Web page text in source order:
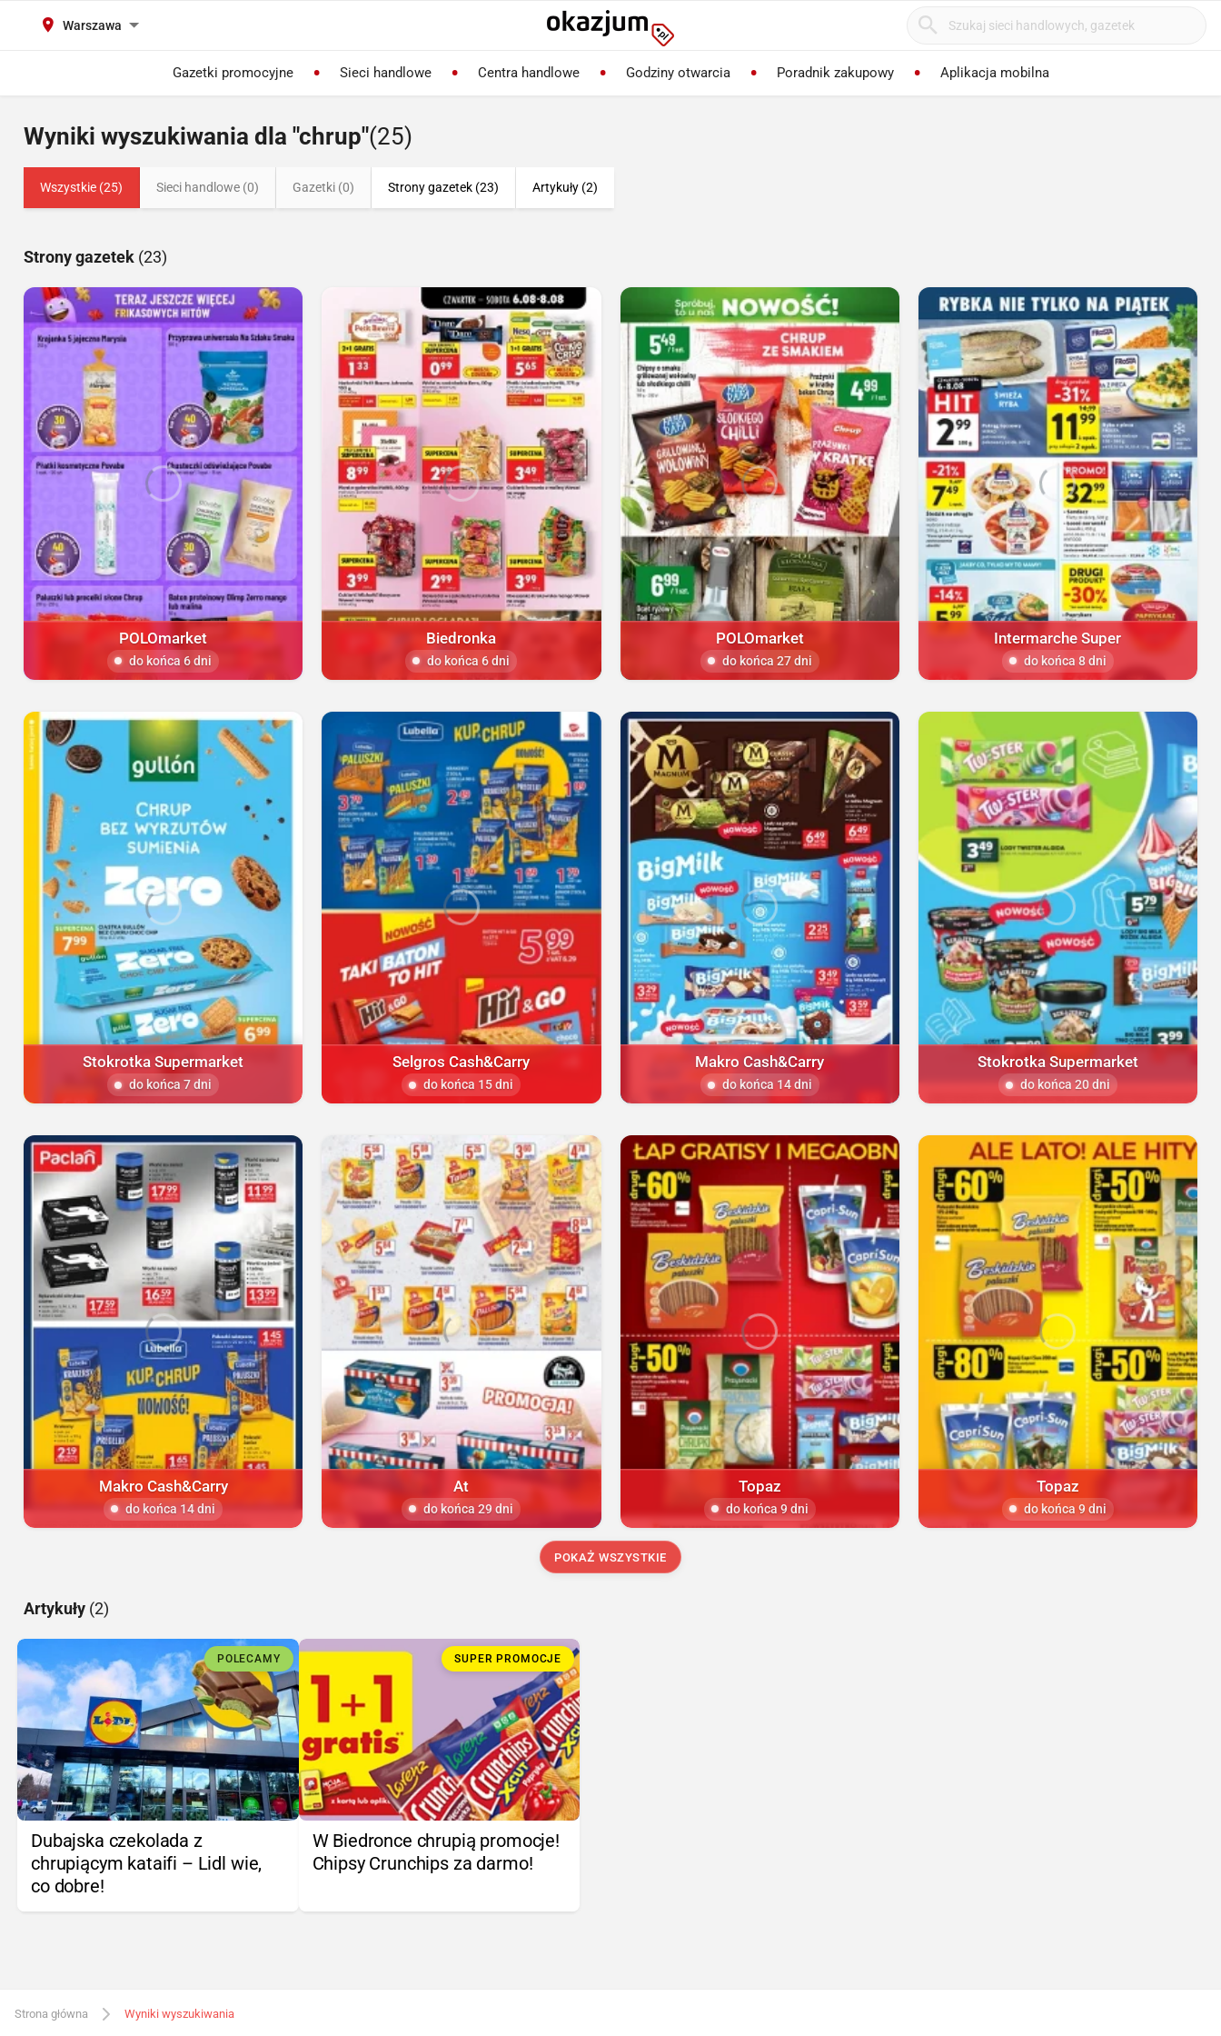
Warszawa
Gazetki promocyjne Sieci handlowe Centra handlowe Godziny otwarcia Poradnik zakupowy Aplikacja mobilna
Wyniki wyszukiwania dla "chrup"(25)
Wszystkie (25) Sieci handlowe (0) Gazetki (0) Strony gazetek (23) Artykuły (2)
Strony gazetek (23)
POLOmarket
do końca 6 dni
Biedronka
do końca 6 dni
POLOmarket
do końca 27 dni
Intermarche Super
do końca 8 dni
Stokrotka Supermarket
do końca 7 dni
Selgros Cash&Carry
do końca 15 dni
Makro Cash&Carry
do końca 14 dni
Stokrotka Supermarket
do końca 20 dni
Makro Cash&Carry
do końca 14 dni
At
do końca 29 dni
Topaz
do końca 9 dni
Topaz
do końca 9 dni
POKAŻ WSZYSTKIE
Artykuły (2)
POLECAMY
Dubajska czekolada z
chrupiącym kataifi – Lidl wie,
co dobre!
SUPER PROMOCJE
W Biedronce chrupią promocje!
Chipsy Crunchips za darmo!
Strona główna Wyniki wyszukiwania